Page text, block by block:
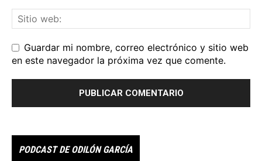
Guardar mi nombre, correo electrónico y sitio web
en este navegador la próxima vez que comente.
PODCAST DE ODILÓN GARCÍA